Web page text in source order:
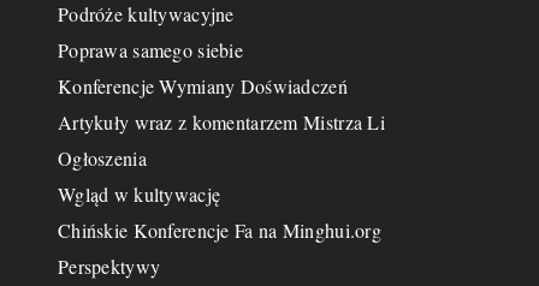
Podróże kultywacyjne
Poprawa samego siebie
Konferencje Wymiany Doświadczeń
Artykuły wraz z komentarzem Mistrza Li
Ogłoszenia
Wgląd w kultywację
Chińskie Konferencje Fa na Minghui.org
Perspektywy